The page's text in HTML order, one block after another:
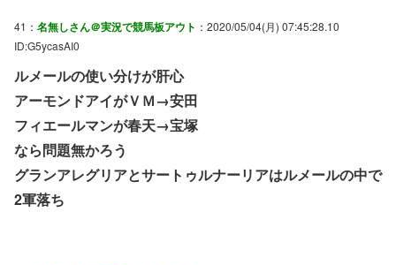
41： 名無しさん＠実況で競馬板アウト ：2020/05/04(月) 07:45:28.10
ID:G5ycasAI0
ルメールの使い分けが肝心
アーモンドアイがＶＭ→安田
フィエールマンが春天→宝塚
なら問題無かろう
グランアレグリアとサートゥルナーリアはルメールの中で
2軍落ち